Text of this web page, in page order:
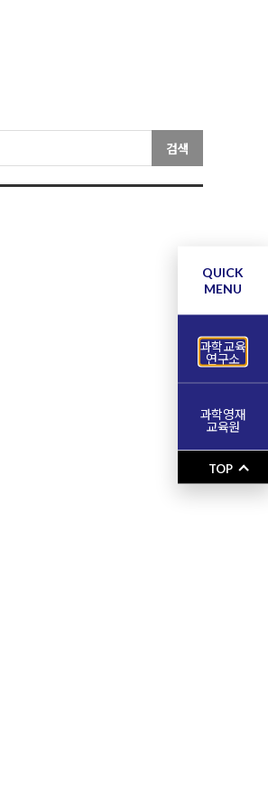
검색
QUICK
MENU
과학교육
연구소
과학영재
교육원
TOP